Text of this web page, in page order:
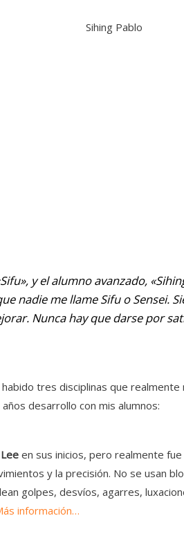
Sihing Pablo
y el alumno avanzado,
nadie me llame Sifu o Sensei.
Nunca hay que darse por
tres disciplinas que realmente
desarrollo con mis alumnos:
en sus inicios, pero realmente
y la precisión. No se usan
golpes, desvíos, agarres,
información…